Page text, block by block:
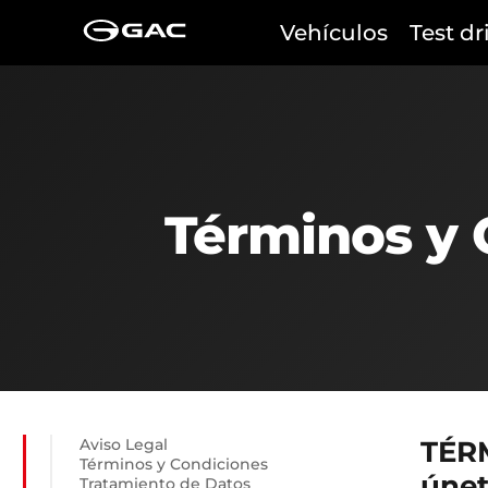
Vehículos Test
Términos y
Aviso Legal
Términos y Condiciones
Tratamiento de Datos